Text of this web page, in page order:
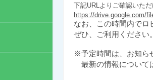
下記URLよりご確認いた
https://drive.google.com/
なお、この時間内でロ
ぜひ、ご利用ください
※予定時間は、お知ら
最新の情報について